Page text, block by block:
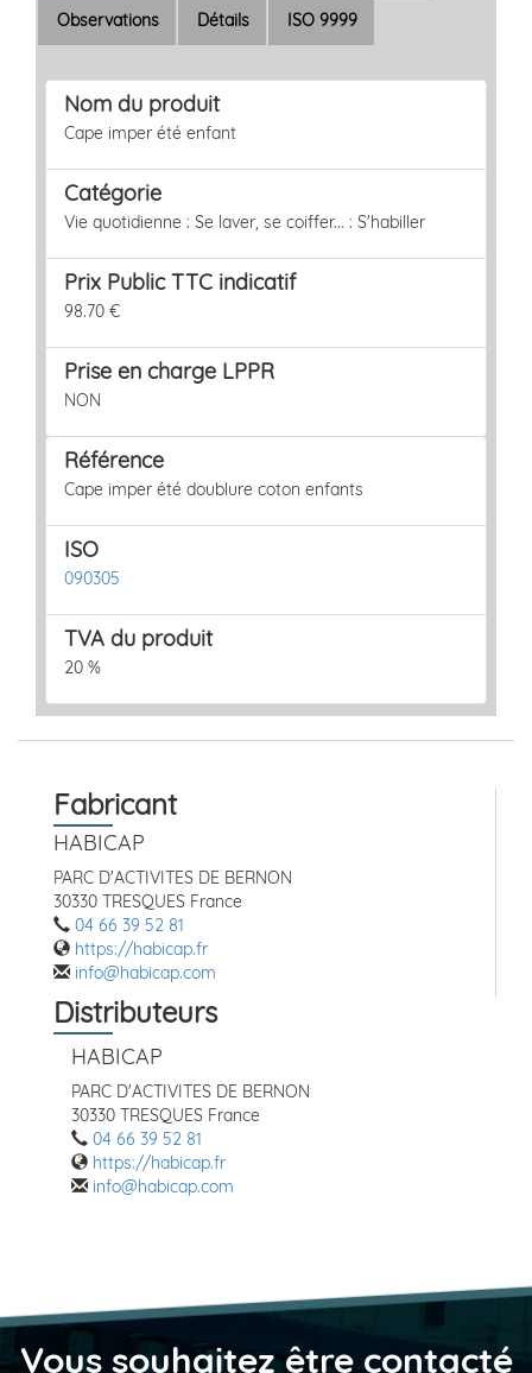
Observations Détails ISO 9999
Nom du produit
Cape imper été enfant
Catégorie
Vie quotidienne : Se laver, se coiffer... : S'habiller
Prix Public TTC indicatif
98.70 €
Prise en charge LPPR
NON
Référence
Cape imper été doublure coton enfants
ISO
090305
TVA du produit
20 %
Fabricant
HABICAP
PARC D'ACTIVITES DE BERNON
30330 TRESQUES France
04 66 39 52 81
https://habicap.fr
info@habicap.com
Distributeurs
HABICAP
PARC D'ACTIVITES DE BERNON
30330 TRESQUES France
04 66 39 52 81
https://habicap.fr
info@habicap.com
Vous souhaitez être contacté